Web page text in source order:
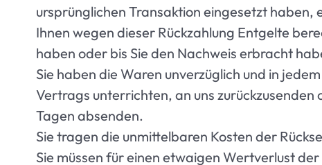
ursprünglichen Transaktion eingesetzt haben,
Ihnen wegen dieser Rückzahlung Entgelte
haben oder bis Sie den Nachweis erbracht
Sie haben die Waren unverzüglich und in
Vertrags unterrichten, an uns
Tagen absenden.
Sie tragen die unmittelbaren Kosten der
Sie müssen für einen etwaigen Wertverlust